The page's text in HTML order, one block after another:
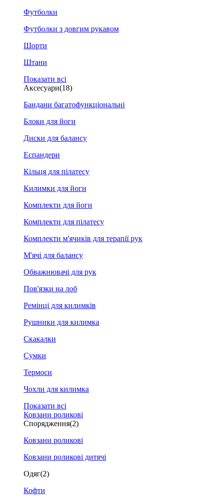
Футболки
Футболки з довгим рукавом
Шорти
Штани
Показати всі
Аксесуари(18)
Бандани багатофункціональні
Блоки для йоги
Диски для балансу
Еспандери
Кільця для пілатесу
Килимки для йоги
Комплекти для йоги
Комплекти для пілатесу
Комплекти м'ячиків для терапії рук
М'ячі для балансу
Обважнювачі для рук
Пов'язки на лоб
Ремінці для килимків
Рушники для килимка
Скакалки
Сумки
Термоси
Чохли для килимка
Показати всі
Ковзани роликові
Спорядження(2)
Ковзани роликові
Ковзани роликові дитячі
Одяг(2)
Кофти